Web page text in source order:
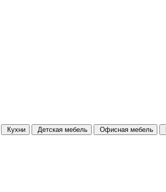
Кухни Детская мебель Офисная мебель